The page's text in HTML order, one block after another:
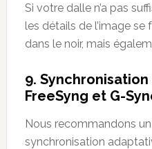
Si votre dalle n’a pas
les détails de l’image
dans le noir, mais
9.
FreeSyng et G-
Nous recommandons
synchronisation